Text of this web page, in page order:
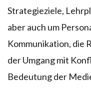
Strategieziele,
aber auch um
Kommunikation, die
der Umgang mit
Bedeutung der